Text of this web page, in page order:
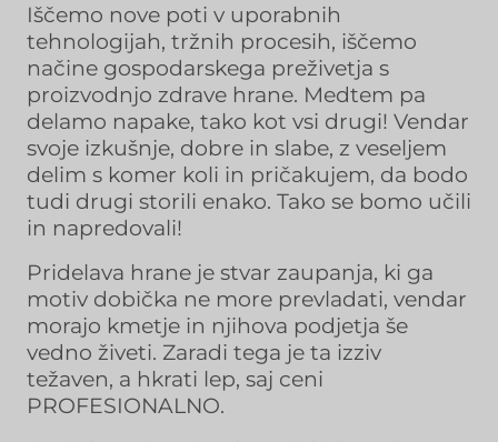
Iščemo nove poti v uporabnih
tehnologijah, tržnih procesih, iščemo
načine gospodarskega preživetja s
proizvodnjo zdrave hrane. Medtem pa
delamo napake, tako kot vsi drugi! Vendar
svoje izkušnje, dobre in slabe, z veseljem
delim s komer koli in pričakujem, da bodo
tudi drugi storili enako. Tako se bomo učili
in napredovali!
Pridelava hrane je stvar zaupanja, ki ga
motiv dobička ne more prevladati, vendar
morajo kmetje in njihova podjetja še
vedno živeti. Zaradi tega je ta izziv
težaven, a hkrati lep, saj ceni
PROFESIONALNO.